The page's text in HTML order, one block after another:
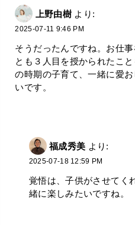
上野由樹 より:
2025-07-11 9:46 PM
そうだったんですね。お仕
とも３人目を授かられたこ
の時期の子育て、一緒に愛
いです。
福成秀美 より:
2025-07-18 12:59 PM
覚悟は、子供がさせてく
緒に楽しみたいですね。